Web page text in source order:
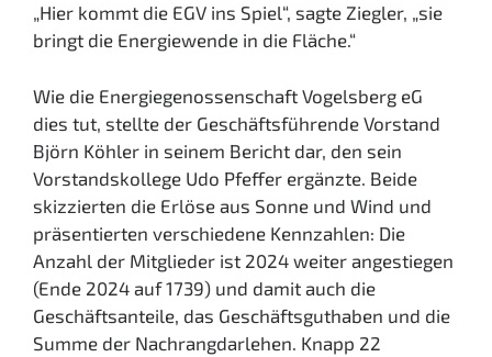
„Hier kommt die EGV ins Spiel“, sagte Ziegler, „sie
bringt die Energiewende in die Fläche.“
Wie die Energiegenossenschaft Vogelsberg eG
dies tut, stellte der Geschäftsführende Vorstand
Björn Köhler in seinem Bericht dar, den sein
Vorstandskollege Udo Pfeffer ergänzte. Beide
skizzierten die Erlöse aus Sonne und Wind und
präsentierten verschiedene Kennzahlen: Die
Anzahl der Mitglieder ist 2024 weiter angestiegen
(Ende 2024 auf 1739) und damit auch die
Geschäftsanteile, das Geschäftsguthaben und die
Summe der Nachrangdarlehen. Knapp 22